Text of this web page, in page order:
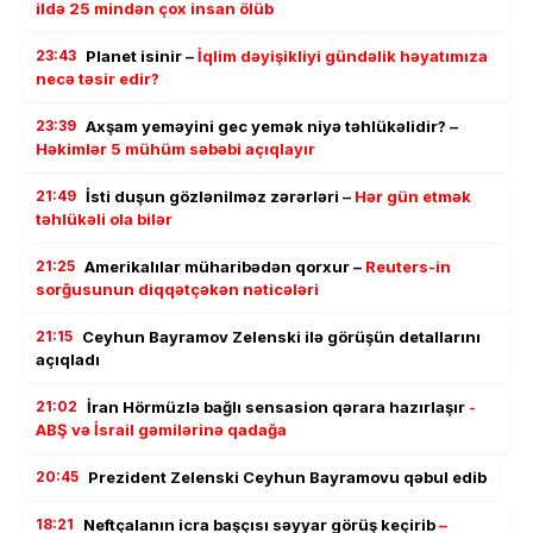
ildə 25 mindən çox insan ölüb
23:43 Planet isinir –İqlim dəyişikliyi gündəlik həyatımıza
necə təsir edir?
23:39 Axşam yeməyini gec yemək niyə təhlükəlidir? –
Həkimlər 5 mühüm səbəbi açıqlayır
21:49 İsti duşun gözlənilməz zərərləri – Hər gün etmək
təhlükəli ola bilər
21:25 Amerikalılar müharibədən qorxur – Reuters-in
sorğusunun diqqətçəkən nəticələri
21:15 Ceyhun Bayramov Zelenski ilə görüşün detallarını
açıqladı
21:02 İran Hörmüzlə bağlı sensasion qərara hazırlaşır -
ABŞ və İsrail gəmilərinə qadağa
20:45 Prezident Zelenski Ceyhun Bayramovu qəbul edib
18:21 Neftçalanın icra başçısı səyyar görüş keçirib–